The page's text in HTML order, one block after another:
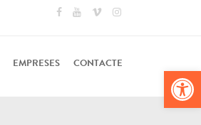
EMPRESES CONTACTE